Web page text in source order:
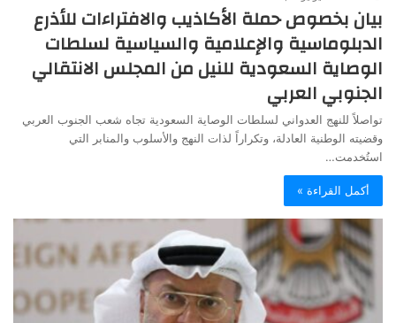
بيان بخصوص حملة الأكاذيب والافتراءات للأذرع
الدبلوماسية والإعلامية والسياسية لسلطات
الوصاية السعودية للنيل من المجلس الانتقالي
الجنوبي العربي
تواصلاً للنهج العدواني لسلطات الوصاية السعودية تجاه شعب الجنوب العربي
وقضيته الوطنية العادلة، وتكراراً لذات النهج والأسلوب والمنابر التي
استُخدمت…
أكمل القراءة »